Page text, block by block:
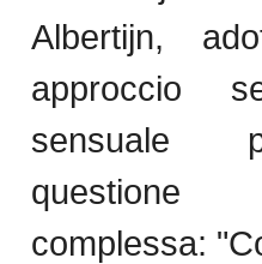
Albertijn,
approccio
sensuale
complessa: